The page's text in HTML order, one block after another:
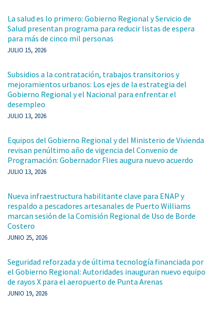
La salud es lo primero: Gobierno Regional y Servicio de
Salud presentan programa para reducir listas de espera
para más de cinco mil personas
JULIO 15, 2026
Subsidios a la contratación, trabajos transitorios y
mejoramientos urbanos: Los ejes de la estrategia del
Gobierno Regional y el Nacional para enfrentar el
desempleo
JULIO 13, 2026
Equipos del Gobierno Regional y del Ministerio de Vivienda
revisan penúltimo año de vigencia del Convenio de
Programación: Gobernador Flies augura nuevo acuerdo
JULIO 13, 2026
Nueva infraestructura habilitante clave para ENAP y
respaldo a pescadores artesanales de Puerto Williams
marcan sesión de la Comisión Regional de Uso de Borde
Costero
JUNIO 25, 2026
Seguridad reforzada y de última tecnología financiada por
el Gobierno Regional: Autoridades inauguran nuevo equipo
de rayos X para el aeropuerto de Punta Arenas
JUNIO 19, 2026